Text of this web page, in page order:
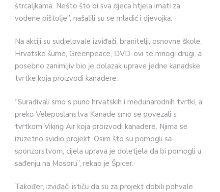
štrcaljkama. Nešto što bi sva djeca htjela imati za
vodene pištolje”, našalili su se mladić i djevojka.
Na akciji su sudjelovale izviđači, branitelji, osnovne škole,
Hrvatske šume, Greenpeace, DVD-ovi te mnogi drugi, a
posebno zanimljiv bio je dolazak uprave jedne kanadske
tvrtke koja proizvodi kanadere.
“Surađivali smo s puno hrvatskih i međunarodnih tvrtki, a
preko Veleposlanstva Kanade smo se povezali s
tvrtkom Viking Air koja proizvodi kanadere. Njima se
izuzetno svidio projekt. Osim što su pomogli sa
sponzorstvom, cijela uprava je doletjela da bi pomogli u
sađenju na Mosoru”, rekao je Špicer.
Također, izviđači ističu da su za projekt dobili pohvale